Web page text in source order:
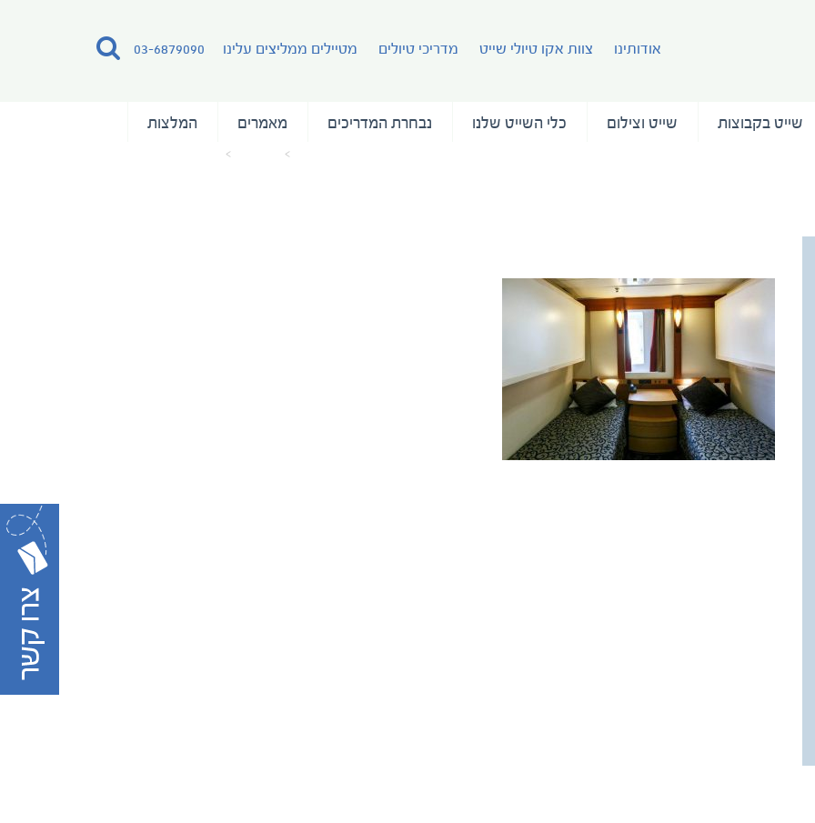
03-6879090 אודותינו צוות אקו טיולי שייט מדריכי טיולים מטיילים ממליצים עלינו
שייט בקבוצות שייט וצילום כלי השייט שלנו נבחרת המדריכים מאמרים המלצות